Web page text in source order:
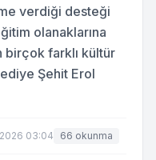
verdiği desteği
olanaklarına
birçok farklı kültür
Şehit Erol
03:04 66 okunma